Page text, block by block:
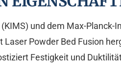
und dem Max-
Powder Bed Fusion
Festigkeit und